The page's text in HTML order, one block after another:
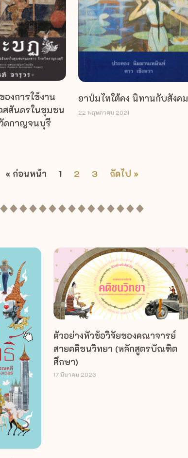
งการใช้งาน
สสันดรในชุมชน
ดกาญจนบุรี
อาป่มไทใต้คง นิทานกับสังคม
22 พฤษภาคม 2021
« ก่อนหน้า 1 2 3 ถัดไป »
ตัวอย่างหัวข้อวิจัยของคณาจารย์
สายคติชนวิทยา (หลักสูตรบัณฑิต
ศึกษา)
17 มีนาคม 2023